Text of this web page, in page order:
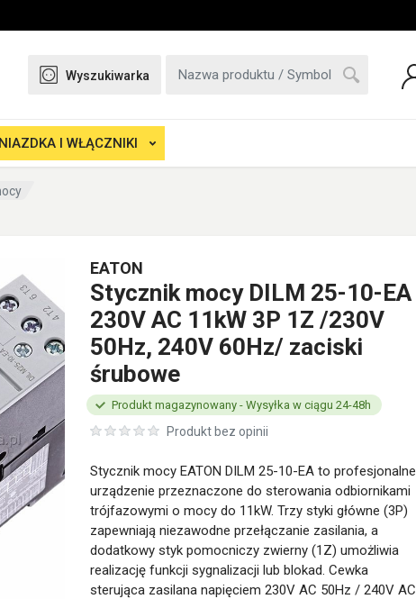
I WŁĄCZNIKI
Wyszukiwarka
EATON
Stycznik mocy DILM 25-10-EA
230V AC 11kW 3P 1Z /230V
50Hz, 240V 60Hz/ zaciski
śrubowe
Produkt bez opinii
Produkt magazynowany - Wysyłka w ciągu 24-48h
Stycznik mocy EATON DILM 25-10-EA to profesjonalne
urządzenie przeznaczone do sterowania odbiornikami
trójfazowymi o mocy do 11kW. Trzy styki główne (3P)
zapewniają niezawodne przełączanie zasilania, a
dodatkowy styk pomocniczy zwierny (1Z) umożliwia
realizację funkcji sygnalizacji lub blokad. Cewka
sterująca zasilana napięciem 230V AC 50Hz / 240V AC